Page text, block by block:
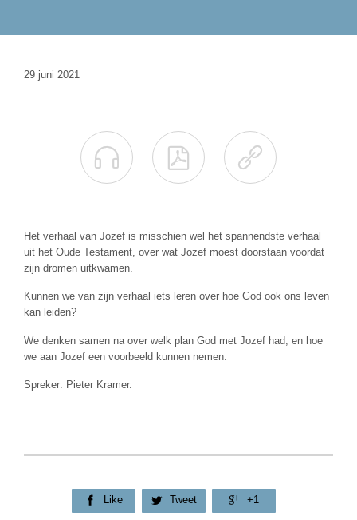
29 juni 2021
  
Het verhaal van Jozef is misschien wel het spannendste verhaal
uit het Oude Testament, over wat Jozef moest doorstaan voordat
zijn dromen uitkwamen.
Kunnen we van zijn verhaal iets leren over hoe God ook ons leven
kan leiden?
We denken samen na over welk plan God met Jozef had, en hoe
we aan Jozef een voorbeeld kunnen nemen.
Spreker: Pieter Kramer.
 Like  Tweet  +1